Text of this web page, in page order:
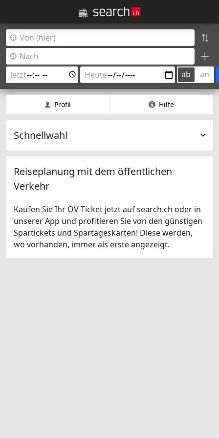
ab an
Profil Hilfe
Schnellwahl
Reiseplanung mit dem öffentlichen
Verkehr
Kaufen Sie Ihr ÖV-Ticket jetzt auf search.ch oder in
unserer App und profitieren Sie von den günstigen
Spartickets und Spartageskarten! Diese werden,
wo vorhanden, immer als erste angezeigt.